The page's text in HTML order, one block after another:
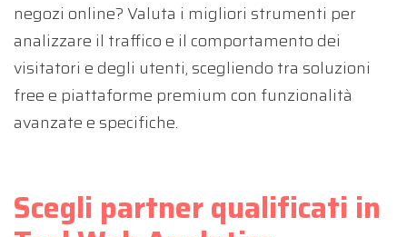
negozi online? Valuta i migliori strumenti per
analizzare il traffico e il comportamento dei
visitatori e degli utenti, scegliendo tra soluzioni
free e piattaforme premium con funzionalità
avanzate e specifiche.
Scegli partner qualificati in